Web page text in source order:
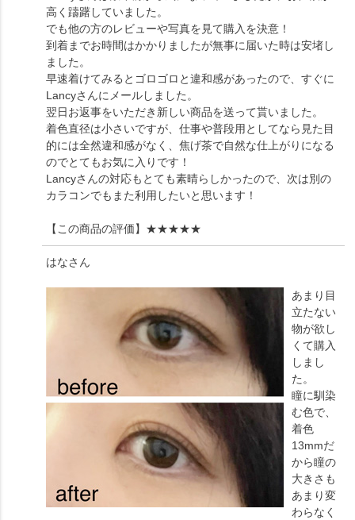
高く躊躇していました。
でも他の方のレビューや写真を見て購入を決意！
到着までお時間はかかりましたが無事に届いた時は安堵し
ました。
早速着けてみるとゴロゴロと違和感があったので、すぐに
Lancyさんにメールしました。
翌日お返事をいただき新しい商品を送って貰いました。
着色直径は小さいですが、仕事や普段用としてなら見た目
的には全然違和感がなく、焦げ茶で自然な仕上がりになる
のでとてもお気に入りです！
Lancyさんの対応もとても素晴らしかったので、次は別の
カラコンでもまた利用したいと思います！
【この商品の評価】 ★★★★★
はなさん
あまり目
立たない
物が欲し
くて購入
しまし
た。
瞳に馴染
む色で、
着色
13mmだ
から瞳の
大きさも
あまり変
わらなく